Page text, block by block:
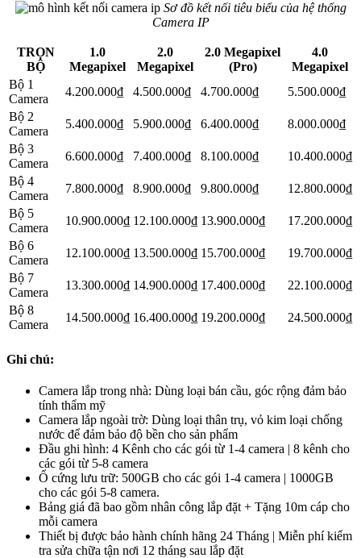
Sơ đồ kết nối tiêu biểu của hệ thống
Camera IP
TRỌN
BỘ
1.0
Megapixel
2.0
Megapixel
2.0 Megapixel
(Pro)
4.0
Megapixel
Bộ 1
Camera
4.200.000₫ 4.500.000₫ 4.700.000₫
5.500.000₫
Bộ 2
Camera
5.400.000₫ 5.900.000₫ 6.400.000₫
8.000.000₫
Bộ 3
Camera
6.600.000₫ 7.400.000₫ 8.100.000₫
10.400.000₫
Bộ 4
Camera
7.800.000₫ 8.900.000₫ 9.800.000₫
12.800.000₫
Bộ 5
Camera
10.900.000₫ 12.100.000₫ 13.900.000₫
17.200.000₫
Bộ 6
Camera
12.100.000₫ 13.500.000₫ 15.700.000₫
19.700.000₫
Bộ 7
Camera
13.300.000₫ 14.900.000₫ 17.400.000₫
22.100.000₫
Bộ 8
Camera
14.500.000₫ 16.400.000₫ 19.200.000₫ 24.500.000₫
Ghi chú:
Camera lắp trong nhà: Dùng loại bán cầu, góc rộng đảm bảo
tính thẩm mỹ
Camera lắp ngoài trờ: Dùng loại thân trụ, vỏ kim loại chống
nước để đảm bảo độ bền cho sản phẩm
Đầu ghi hình: 4 Kênh cho các gói từ 1-4 camera | 8 kênh cho
các gói từ 5-8 camera
Ổ cứng lưu trữ: 500GB cho các gói 1-4 camera | 1000GB
cho các gói 5-8 camera.
Bảng giá đã bao gồm nhân công lắp đặt + Tặng 10m cáp cho
mỗi camera
Thiết bị được bảo hành chính hãng 24 Tháng | Miễn phí kiểm
tra sửa chữa tận nơi 12 tháng sau lắp đặt